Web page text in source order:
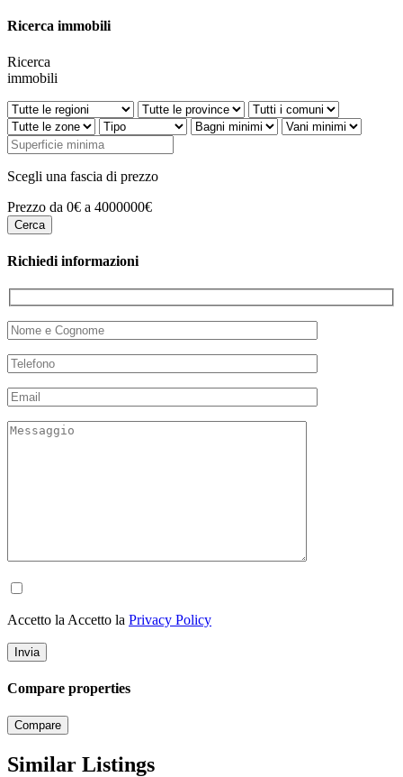
Ricerca immobili
Ricerca
immobili
Scegli una fascia di prezzo
Prezzo da 0€ a 4000000€
Richiedi informazioni
Accetto la Accetto la Privacy Policy
Compare properties
Compare
Similar Listings